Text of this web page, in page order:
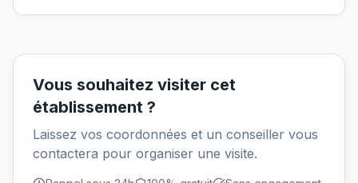
Vous souhaitez visiter cet
établissement ?
Laissez vos coordonnées et un conseiller vous
contactera pour organiser une visite.